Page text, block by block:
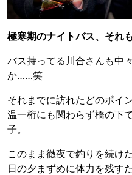
極寒期のナイトバス、それも
バス持ってる川合さんも中
か……笑
それまでに訪れたどのポイ
温一桁にも関わらず橋の下
子。
このまま徹夜で釣りを続け
日の夕まずめに体力を残す